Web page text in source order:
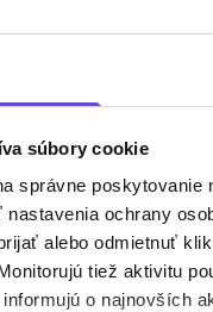
súbory cookie
správne
ochrany
alebo odmietnuť
tiež aktivitu
o najnovších